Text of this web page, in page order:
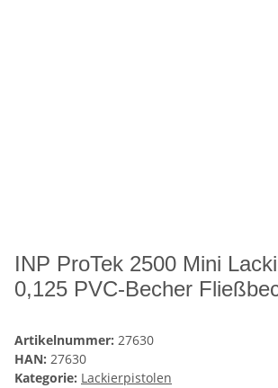
INP ProTek 2500 Mini
0,125 PVC-Becher
Artikelnummer: 27630
HAN: 27630
Kategorie: Lackierpistolen